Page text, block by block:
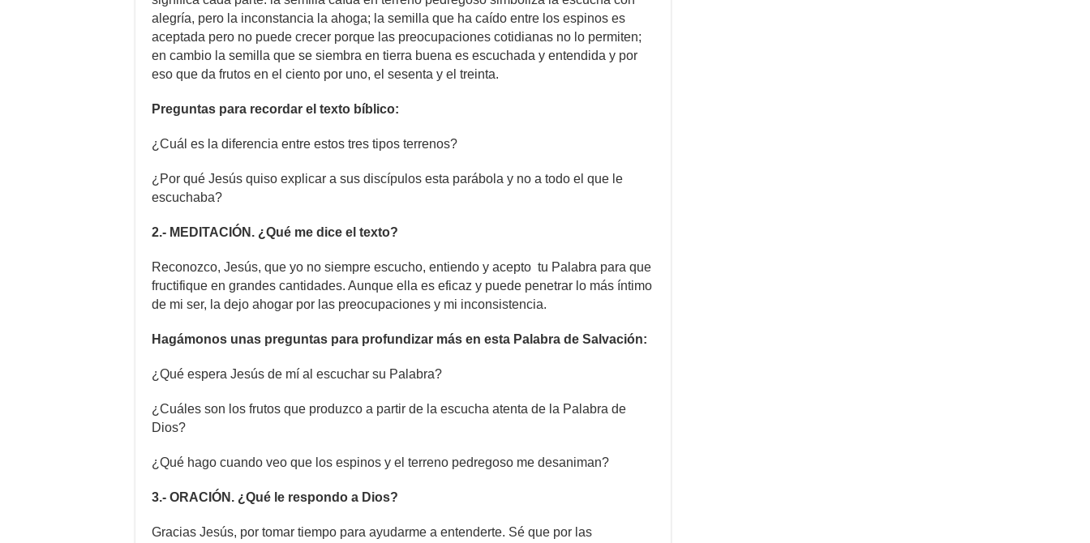
alegría, pero la inconstancia la ahoga; la semilla que ha caído entre los espinos es
aceptada pero no puede crecer porque las preocupaciones cotidianas no lo permiten;
en cambio la semilla que se siembra en tierra buena es escuchada y entendida y por
eso que da frutos en el ciento por uno, el sesenta y el treinta.
Preguntas para recordar el texto bíblico:
¿Cuál es la diferencia entre estos tres tipos terrenos?
¿Por qué Jesús quiso explicar a sus discípulos esta parábola y no a todo el que le
escuchaba?
2.- MEDITACIÓN. ¿Qué me dice el texto?
Reconozco, Jesús, que yo no siempre escucho, entiendo y acepto tu Palabra para que
fructifique en grandes cantidades. Aunque ella es eficaz y puede penetrar lo más íntimo
de mi ser, la dejo ahogar por las preocupaciones y mi inconsistencia.
Hagámonos unas preguntas para profundizar más en esta Palabra de Salvación:
¿Qué espera Jesús de mí al escuchar su Palabra?
¿Cuáles son los frutos que produzco a partir de la escucha atenta de la Palabra de
Dios?
¿Qué hago cuando veo que los espinos y el terreno pedregoso me desaniman?
3.- ORACIÓN. ¿Qué le respondo a Dios?
Gracias Jesús, por tomar tiempo para ayudarme a entenderte. Sé que por las